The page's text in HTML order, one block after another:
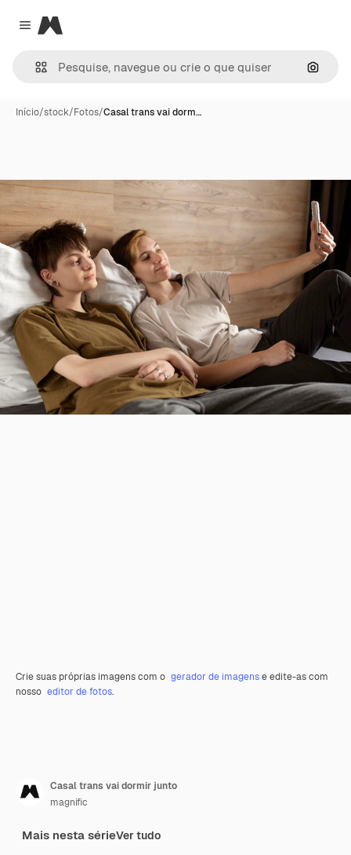
Close menu
Magnific
Início/stock/Fotos/Casal trans vai dorm…
Crie suas próprias imagens com o gerador de imagense edite-as com
nosso editor de fotos.
Casal trans vai dormir junto
magnific
Mais nesta sérieVer tudo